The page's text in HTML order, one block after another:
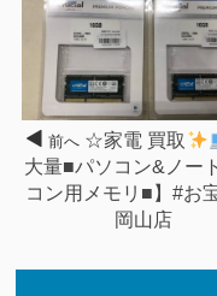
前へ ☆家電 買取
大量■パソコン&ノー
コン用メモリ■】#お
岡山店